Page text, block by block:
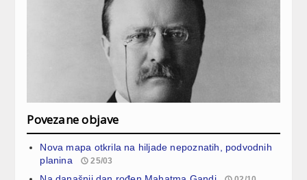
Povezane objave
Nova mapa otkrila na hiljade nepoznatih, podvodnih
planina
25/03